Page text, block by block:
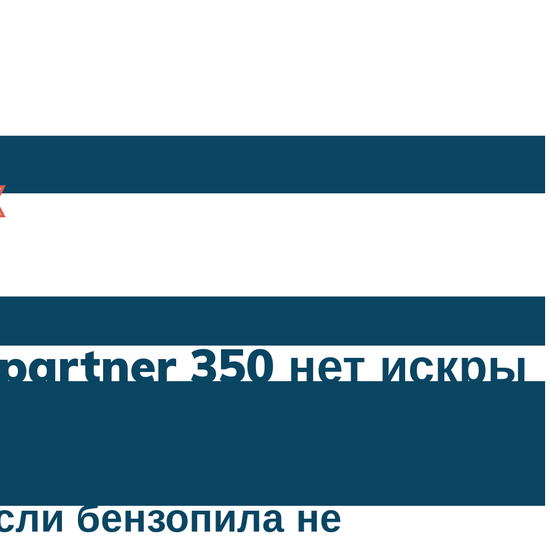
350 нет искры
бензопила не